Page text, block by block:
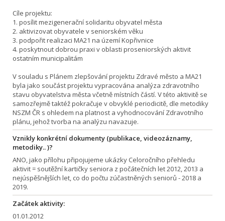
Cíle projektu:
1. posílit mezigenerační solidaritu obyvatel města
2. aktivizovat obyvatele v seniorském věku
3. podpořit realizaci MA21 na území Kopřivnice
4. poskytnout dobrou praxi v oblasti proseniorských aktivit
ostatním municipalitám
V souladu s Plánem zlepšování projektu Zdravé město a MA21
byla jako součást projektu vypracována analýza zdravotního
stavu obyvatelstva města včetně místních částí. V této aktivitě se
samozřejmě taktéž pokračuje v obvyklé periodicitě, dle metodiky
NSZM ČR s ohledem na platnost a vyhodnocování Zdravotního
plánu, jehož tvorba na analýzu navazuje.
Vznikly konkrétní dokumenty (publikace, videozáznamy,
metodiky.. )?
ANO, jako přílohu připojujeme ukázky Celoročního přehledu
aktivit = soutěžní kartičky seniora z počátečních let 2012, 2013 a
nejúspěšnějších let, co do počtu zúčastněných seniorů - 2018 a
2019.
Začátek aktivity:
01.01.2012